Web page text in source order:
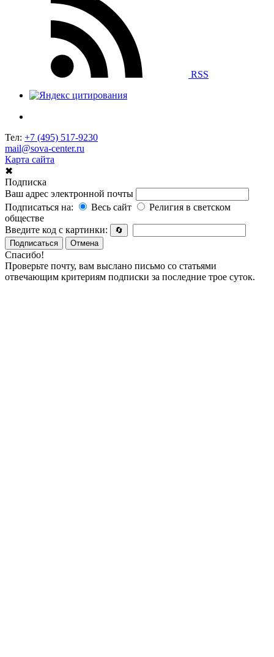
RSS
Тел: +7 (495) 517-9230
mail@sova-center.ru
Карта сайта
✖
Подписка
Ваш адрес электронной почты
Подписаться на:
Весь сайт
Религия в светском
обществе
Введите код с картинки:
🔄
Подписаться
Отмена
Спасибо!
Проверьте почту, вам выслано письмо со статьями
отвечающим критериям подписки за последние трое суток.